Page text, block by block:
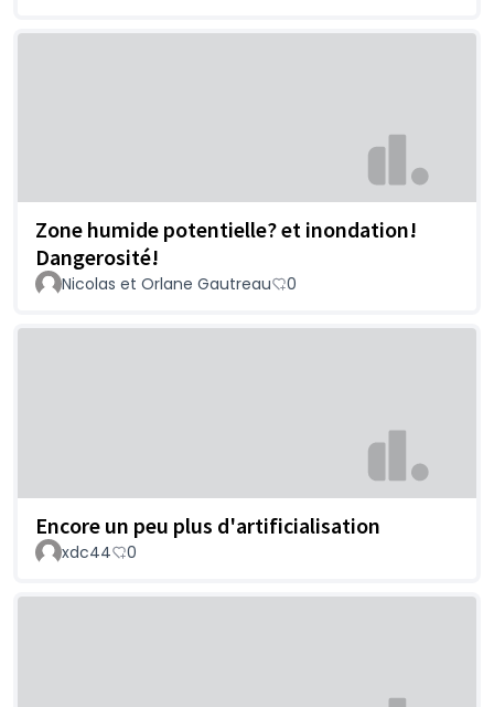
Zone humide potentielle? et inondation!
Dangerosité!
Nicolas et Orlane Gautreau 0
Encore un peu plus d'artificialisation
xdc44 0